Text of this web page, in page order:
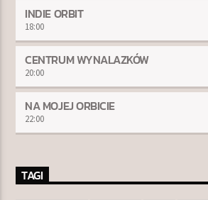
INDIE ORBIT
18:00
CENTRUM WYNALAZKÓW
20:00
NA MOJEJ ORBICIE
22:00
TAGI